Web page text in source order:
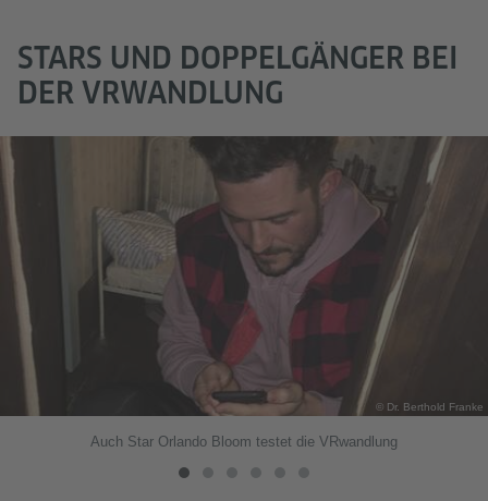
STARS UND DOPPELGÄNGER BEI
DER VRWANDLUNG
© Dr. Berthold Franke
Auch Star Orlando Bloom testet die VRwandlung